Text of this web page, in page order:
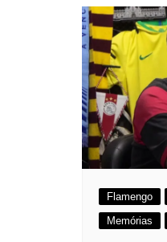
Flamengo
Memórias